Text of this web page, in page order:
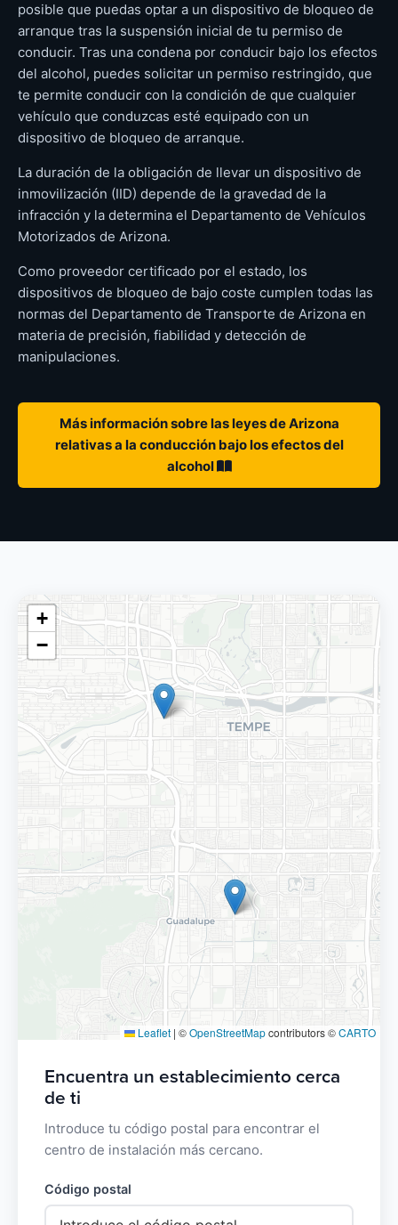
posible que puedas optar a un dispositivo de bloqueo de
arranque tras la suspensión inicial de tu permiso de
conducir. Tras una condena por conducir bajo los efectos
del alcohol, puedes solicitar un permiso restringido, que
te permite conducir con la condición de que cualquier
vehículo que conduzcas esté equipado con un
dispositivo de bloqueo de arranque.
La duración de la obligación de llevar un dispositivo de
inmovilización (IID) depende de la gravedad de la
infracción y la determina el Departamento de Vehículos
Motorizados de Arizona.
Como proveedor certificado por el estado, los
dispositivos de bloqueo de bajo coste cumplen todas las
normas del Departamento de Transporte de Arizona en
materia de precisión, fiabilidad y detección de
manipulaciones.
Más información sobre las leyes de Arizona
relativas a la conducción bajo los efectos del
alcohol
+
−
Leaflet | ©OpenStreetMapcontributors ©CARTO
Encuentra un establecimiento cerca
de ti
Introduce tu código postal para encontrar el
centro de instalación más cercano.
Código postal